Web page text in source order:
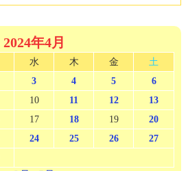
2024年4月
水 木 金
土
3 4 5
6
10 11 12
13
17 18 19
20
24 25 26
27